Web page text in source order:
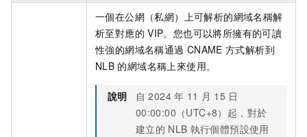
一個在公網（私網）上可解析的網域名稱解
析至對應的 VIP。您也可以將所擁有的可讀
性強的網域名稱通過 CNAME 方式解析到
NLB 的網域名稱上來使用。
說明 自 2024 年 11 月 15 日
00:00:00（UTC+8） 起，對於
建立的 NLB 執行個體預設使用